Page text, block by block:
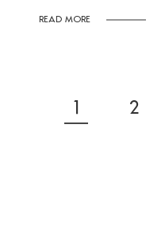
READ MORE
1 2